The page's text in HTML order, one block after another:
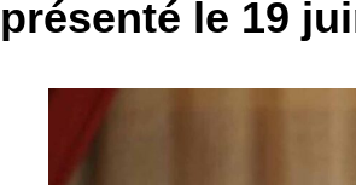
présenté le 19